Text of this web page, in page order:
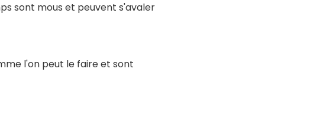
sont mous et peuvent s'avaler
l'on peut le faire et sont